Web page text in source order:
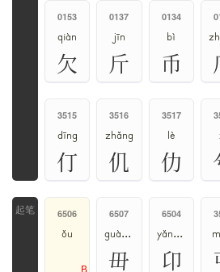
0153
qiàn
欠
0137
jīn
斤
0134
bì
币
3515
dīng
仃
3516
zhǎng
仉
3517
lè
仂
6506
ǒu
B
6507
guàn、wān
毌
6504
yǎng、áng
卬